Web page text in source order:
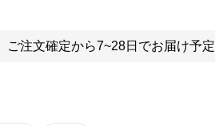
ご注文確定から7~28日でお届け予定